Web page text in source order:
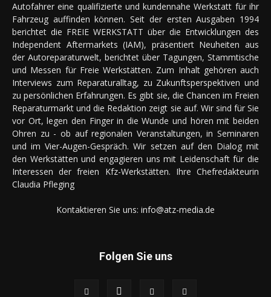
Autofahrer eine qualifizierte und kundennahe Werkstatt für ihr
Fahrzeug auffinden können. Seit der ersten Ausgaben 1994
berichtet die FREIE WERKSTATT über die Entwicklungen des
Independent Aftermarkets (IAM), präsentiert Neuheiten aus
der Autoreparaturwelt, berichtet über Tagungen, Stammtische
und Messen für Freie Werkstätten. Zum Inhalt gehören auch
Interviews zum Reparaturalltag, zu Zukunftsperspektiven und
zu persönlichen Erfahrungen. Es gibt sie, die Chancen im Freien
Reparaturmarkt und die Redaktion zeigt sie auf. Wir sind für Sie
vor Ort, legen den Finger in die Wunde und hören mit beiden
Ohren zu - ob auf regionalen Veranstaltungen, in Seminaren
und im Vier-Augen-Gespräch. Wir setzen auf den Dialog mit
den Werkstätten und engagieren uns mit Leidenschaft für die
Interessen der freien Kfz-Werkstätten. Ihre Chefredakteurin
Claudia Pfleging
Kontaktieren Sie uns: info@atz-media.de
Folgen Sie uns